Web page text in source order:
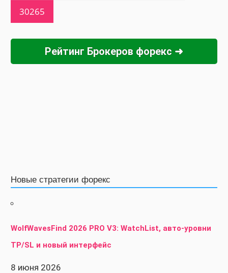
Рейтинг Брокеров форекс ➜
Новые стратегии форекс
WolfWavesFind 2026 PRO V3: WatchList, авто-уровни
TP/SL и новый интерфейс
8 июня 2026